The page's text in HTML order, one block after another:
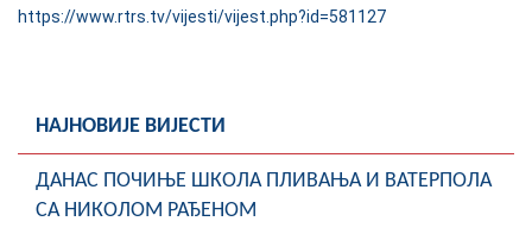
Активности
Јавни позиви
https://www.rtrs.tv/vijesti/vijest.php?id=581127
НАЈНОВИЈЕ ВИЈЕСТИ
ДАНАС ПОЧИЊЕ ШКОЛА ПЛИВАЊА И ВАТЕРПОЛА
СА НИКОЛОМ РАЂЕНОМ